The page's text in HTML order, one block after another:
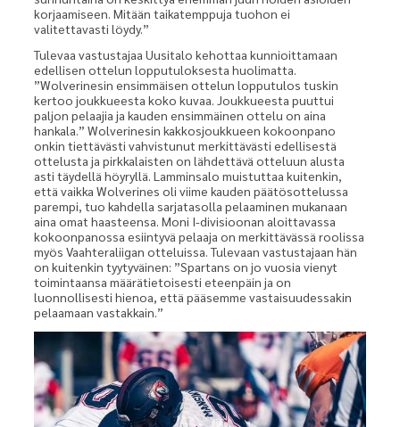
korjaamiseen. Mitään taikatemppuja tuohon ei
valitettavasti löydy.”
Tulevaa vastustajaa Uusitalo kehottaa kunnioittamaan
edellisen ottelun lopputuloksesta huolimatta.
”Wolverinesin ensimmäisen ottelun lopputulos tuskin
kertoo joukkueesta koko kuvaa. Joukkueesta puuttui
paljon pelaajia ja kauden ensimmäinen ottelu on aina
hankala.” Wolverinesin kakkosjoukkueen kokoonpano
onkin tiettävästi vahvistunut merkittävästi edellisestä
ottelusta ja pirkkalaisten on lähdettävä otteluun alusta
asti täydellä höyryllä. Lamminsalo muistuttaa kuitenkin,
että vaikka Wolverines oli viime kauden päätösottelussa
parempi, tuo kahdella sarjatasolla pelaaminen mukanaan
aina omat haasteensa. Moni I-divisioonan aloittavassa
kokoonpanossa esiintyvä pelaaja on merkittävässä roolissa
myös Vaahteraliigan otteluissa. Tulevaan vastustajaan hän
on kuitenkin tyytyväinen: ”Spartans on jo vuosia vienyt
toimintaansa määrätietoisesti eteenpäin ja on
luonnollisesti hienoa, että pääsemme vastaisuudessakin
pelaamaan vastakkain.”